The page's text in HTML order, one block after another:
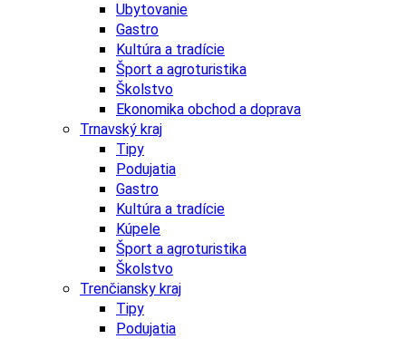
Ubytovanie
Gastro
Kultúra a tradície
Šport a agroturistika
Školstvo
Ekonomika obchod a doprava
Trnavský kraj
Tipy
Podujatia
Gastro
Kultúra a tradície
Kúpele
Šport a agroturistika
Školstvo
Trenčiansky kraj
Tipy
Podujatia